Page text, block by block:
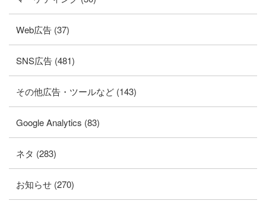
Web広告 (37)
SNS広告 (481)
その他広告・ツールなど (143)
Google Analytics (83)
ネタ (283)
お知らせ (270)